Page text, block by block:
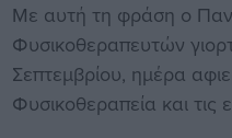
Με αυτή τη φράση ο
Φυσικοθεραπευτών
Σεπτεμβρίου, ημέρα
Φυσικοθεραπεία και τις